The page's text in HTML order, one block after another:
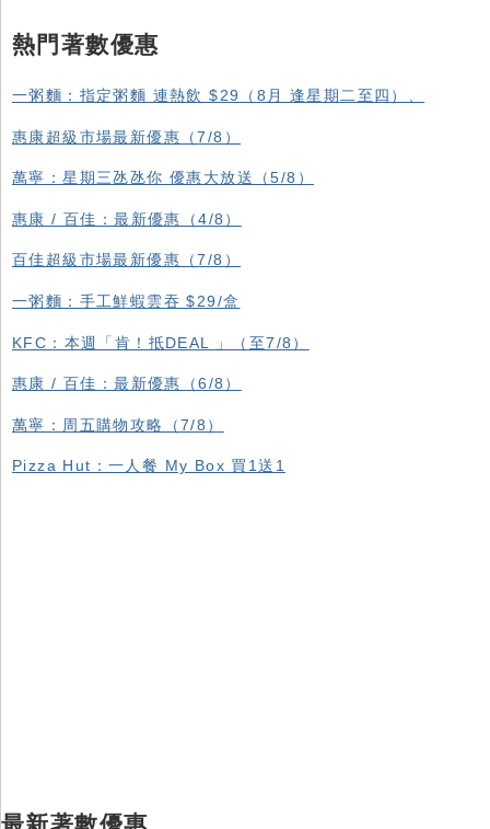
熱門著數優惠
一粥麵：指定粥麵 連熱飲 $29（8月 逢星期二至四）、
惠康超級市場最新優惠（7/8）
萬寧：星期三氹氹你 優惠大放送（5/8）
惠康 / 百佳：最新優惠（4/8）
百佳超級市場最新優惠（7/8）
一粥麵：手工鮮蝦雲吞 $29/盒
KFC ：本週「肯！抵DEAL 」（至7/8）
惠康 / 百佳：最新優惠（6/8）
萬寧：周五購物攻略（7/8）
Pizza Hut：一人餐 My Box 買1送1